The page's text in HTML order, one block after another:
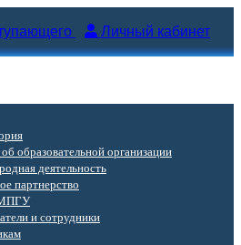
Личный кабинет
образовательной организации
деятельность
партнерство
и сотрудники